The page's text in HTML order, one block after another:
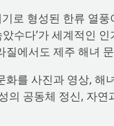
로 형성된 한류 열
수다’가 세계적인
에서도 제주 해녀
를 사진과 영상,
의 공동체 정신, 자